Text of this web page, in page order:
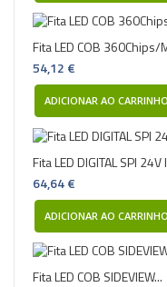
Fita LED COB 360Chips/
54,12 €
ADICIONAR AO CARRINHO
Fita LED DIGITAL SPI 24V
64,64 €
ADICIONAR AO CARRINHO
Fita LED COB SIDEVIEW...